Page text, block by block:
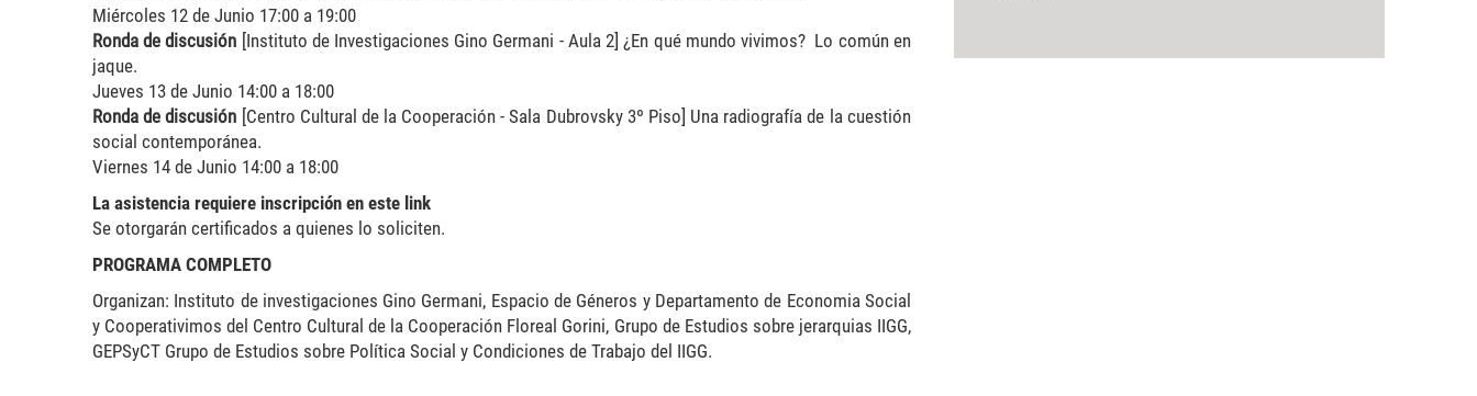
Miércoles 12 de Junio 17:00 a 19:00
Ronda de discusión [Instituto de Investigaciones Gino Germani - Aula 2] ¿En qué mundo vivimos? Lo común en
jaque.
Jueves 13 de Junio 14:00 a 18:00
Ronda de discusión [Centro Cultural de la Cooperación - Sala Dubrovsky 3º Piso] Una radiografía de la cuestión
social contemporánea.
Viernes 14 de Junio 14:00 a 18:00
La asistencia requiere inscripción en este link
Se otorgarán certificados a quienes lo soliciten.
PROGRAMA COMPLETO
Organizan: Instituto de investigaciones Gino Germani, Espacio de Géneros y Departamento de Economia Social
y Cooperativimos del Centro Cultural de la Cooperación Floreal Gorini, Grupo de Estudios sobre jerarquias IIGG,
GEPSyCT Grupo de Estudios sobre Política Social y Condiciones de Trabajo del IIGG.